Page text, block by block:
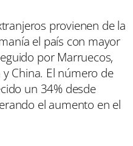
provienen de la
el país con mayor
por Marruecos,
China. El número de
un 34% desde
el aumento en el